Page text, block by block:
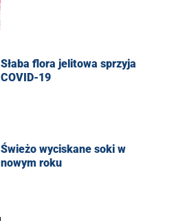
Słaba flora jelitowa sprzyja
COVID-19
Świeżo wyciskane soki w
nowym roku